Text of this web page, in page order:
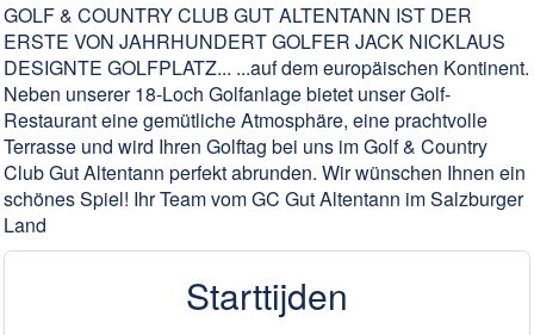
GOLF & COUNTRY CLUB GUT ALTENTANN IST DER
ERSTE VON JAHRHUNDERT GOLFER JACK NICKLAUS
DESIGNTE GOLFPLATZ... ...auf dem europäischen Kontinent.
Neben unserer 18-Loch Golfanlage bietet unser Golf-
Restaurant eine gemütliche Atmosphäre, eine prachtvolle
Terrasse und wird Ihren Golftag bei uns im Golf & Country
Club Gut Altentann perfekt abrunden. Wir wünschen Ihnen ein
schönes Spiel! Ihr Team vom GC Gut Altentann im Salzburger
Land
Starttijden